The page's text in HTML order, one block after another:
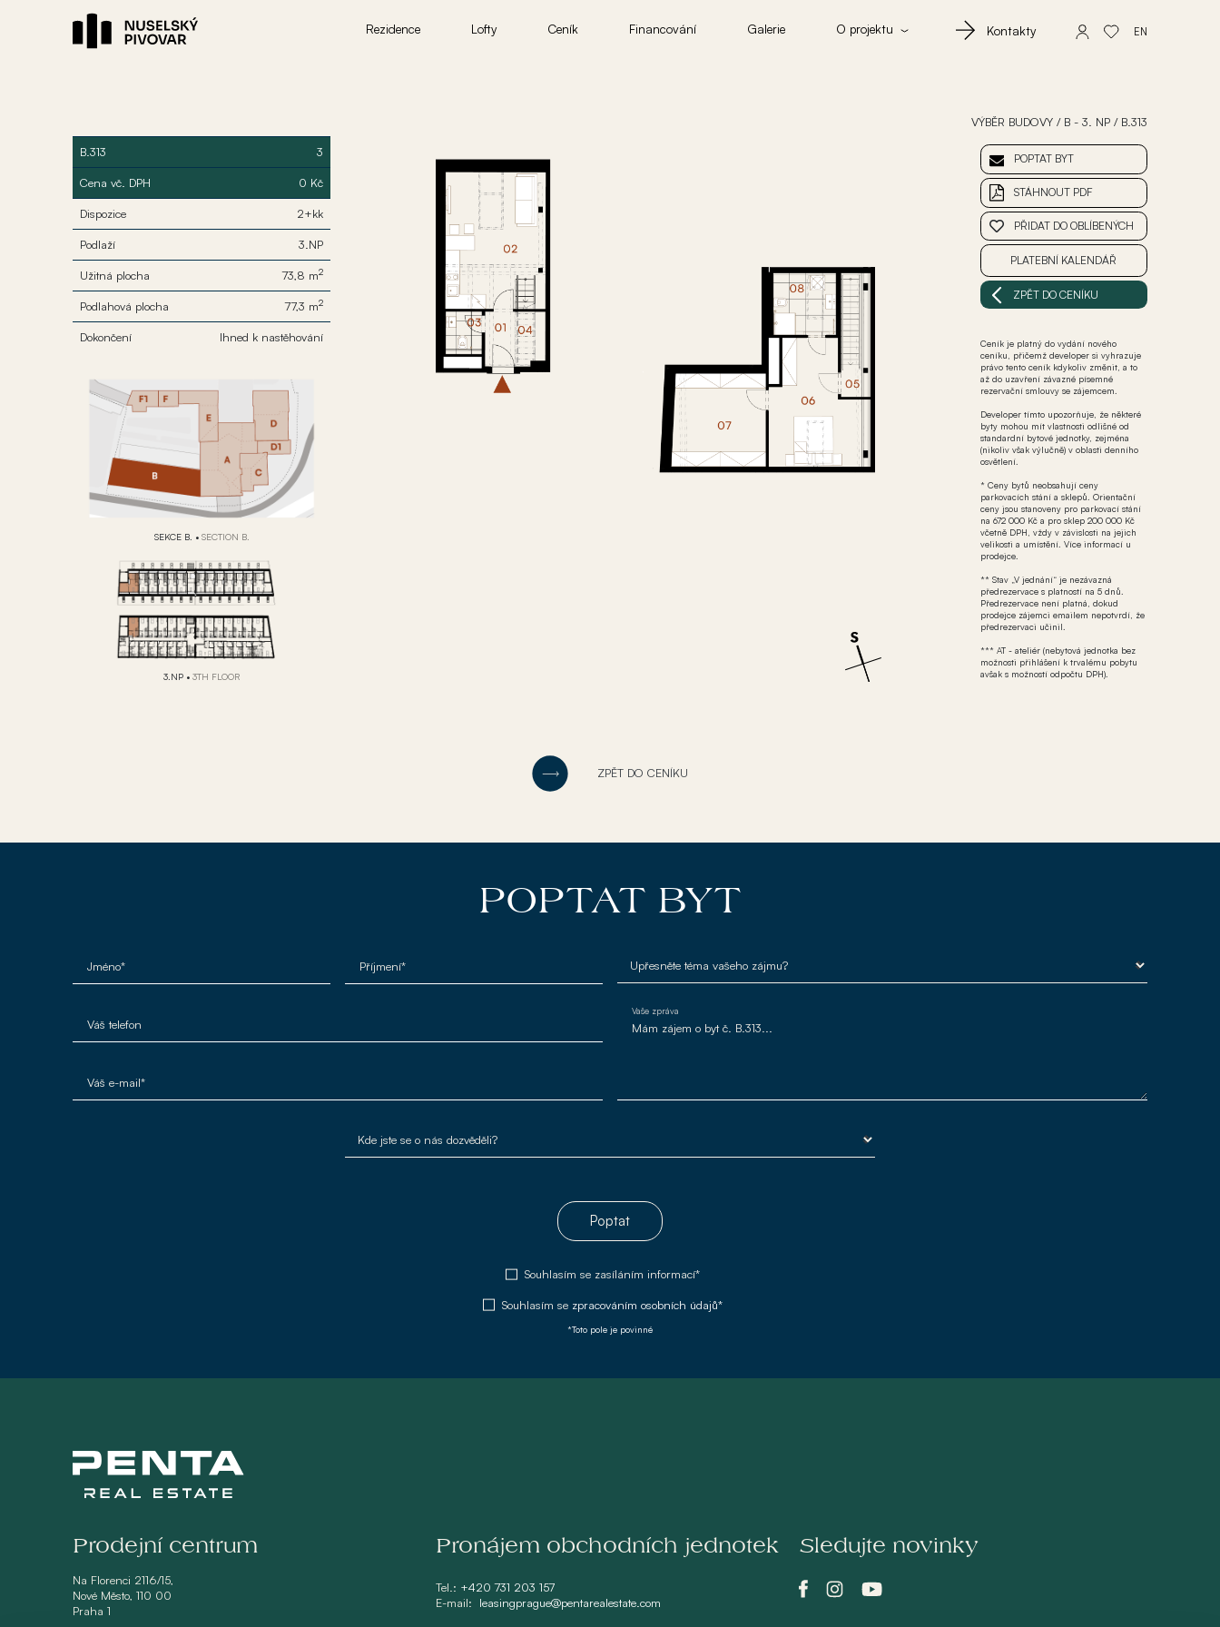
Rezidence Lofty Ceník Financování Galerie O projektu Kontakty EN
B.313 3
Cena vč. DPH 0 Kč
Dispozice 2+kk
Podlaží 3.NP
Užitná plocha 73,8 m2
Podlahová plocha 77,3 m2
Dokončení Ihned k nastěhování
SEKCE B. • SECTION B.
3.NP • 3TH FLOOR
VÝBĚR BUDOVY / B - 3. NP / B.313
POPTAT BYT
STÁHNOUT PDF
PŘIDAT DO OBLÍBENÝCH
PLATEBNÍ KALENDÁŘ
ZPĚT DO CENÍKU
Ceník je platný do vydání nového
ceníku, přičemž developer si vyhrazuje
právo tento ceník kdykoliv změnit, a to
až do uzavření závazné písemné
rezervační smlouvy se zájemcem.
Developer tímto upozorňuje, že některé
byty mohou mít vlastnosti odlišné od
standardní bytové jednotky, zejména
(nikoliv však výlučně) v oblasti denního
osvětlení.
* Ceny bytů neobsahují ceny
parkovacích stání a sklepů. Orientační
ceny jsou stanoveny pro parkovací stání
na 672 000 Kč a pro sklep 200 000 Kč
včetně DPH, vždy v závislosti na jejich
velikosti a umístění. Více informací u
prodejce.
** Stav „V jednání“ je nezávazná
předrezervace s platností na 5 dnů.
Předrezervace není platná, dokud
prodejce zájemci emailem nepotvrdí, že
předrezervaci učinil.
*** AT - ateliér (nebytová jednotka bez
možnosti přihlášení k trvalému pobytu
avšak s možností odpočtu DPH).
ZPĚT DO CENÍKU
POPTAT BYT
Jméno* Příjmení*
Váš telefon
Váš e-mail*
Vaše zpráva
Poptat
Souhlasím se zasíláním informací*
Souhlasím se zpracováním osobních údajů*
*Toto pole je povinné
Prodejní centrum
Na Florenci 2116/15,
Nové Město, 110 00
Praha 1
Pronájem obchodních jednotek
Tel.: +420 731 203 157
E-mail: leasingprague@pentarealestate.com
Sledujte novinky